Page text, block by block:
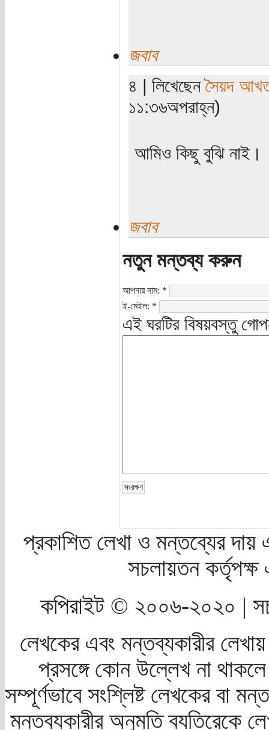
জবাব
৪ | লিখেছেনসৈয়দ
১১:৩৬অপরাহ্ন)
আমিও কিছু বুঝি নাই।
জবাব
নতুন মন্তব্য করুন
আপনার নাম: *
ই-মেইল: *
এই ঘরটির বিষয়বস্তু
প্রকাশিত লেখা ও মন্তব্যের দায়
সচলায়তন
কপিরাইট © ২০০৬-২০২০ |
লেখকের এবং মন্তব্যকারীর
প্রসঙ্গে কোন উল্লেখ না
সম্পূর্ণভাবে সংশ্লিষ্ট লেখকের বা
মন্তব্যকারীর অনুমতি ব্যতিরেকে